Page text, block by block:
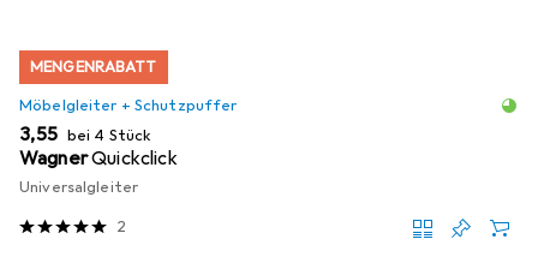
MENGENRABATT
Möbelgleiter + Schutzpuffer
EUR
3,55 bei 4 Stück
WagnerQuickclick
Universalgleiter
2